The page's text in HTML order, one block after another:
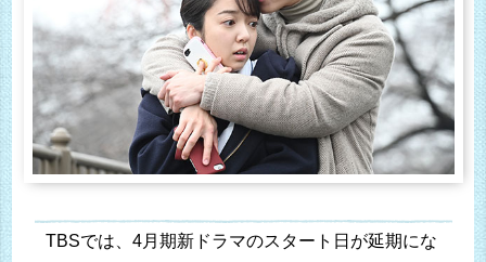
TBSでは、4月期新ドラマのスタート日が延期にな